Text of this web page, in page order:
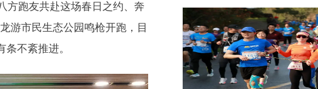
方跑友共赴这场春日之约、奔
游市民生态公园鸣枪开跑，目
不紊推进。